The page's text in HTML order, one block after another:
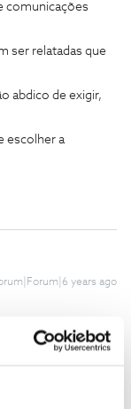
comunicações
ser relatadas que
abdico de exigir,
escolher a
years ago
que nos envie